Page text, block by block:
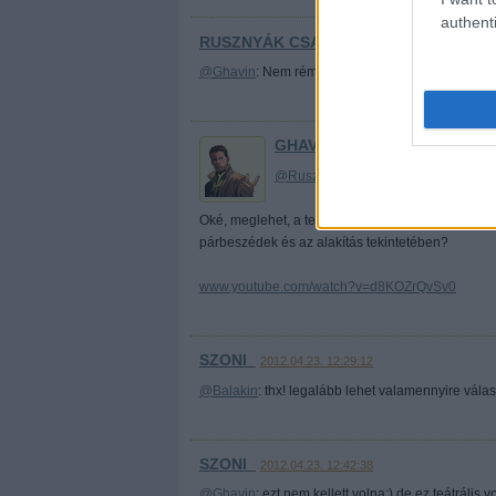
RUSZNYÁK CSABA
@Ghavin: Nem rémlik Whedontól teátrális
GHAVIN 2012.04.23. 12:18:09
@Rusznyák Csaba
Oké, meglehet, a teátrális nem épp a legjobb
párbeszédek és az alakítás tekintetében?
www.youtube.com/watch?v=d8KOZrQvSv0
SZONI_ 2012.04.23. 12:29:12
@Balakin: thx! legalább lehet valamennyire
SZONI_ 2012.04.23. 12:42:38